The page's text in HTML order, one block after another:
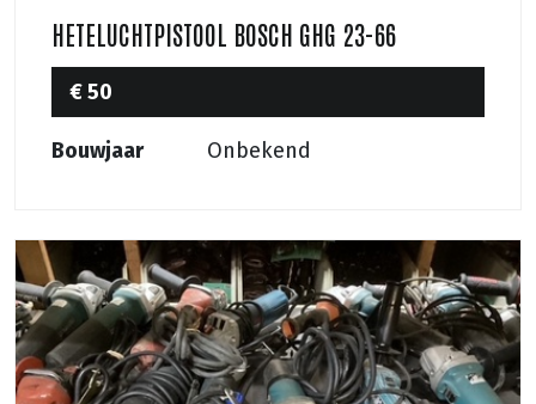
HETELUCHTPISTOOL BOSCH GHG 23-66
€ 50
Bouwjaar Onbekend